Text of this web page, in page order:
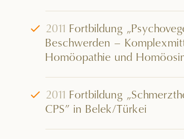
√ 2011 Fortbildung
Beschwerden –
Homöopathie und
√ 2011 Fortbildung
CPS” in Belek/Türkei